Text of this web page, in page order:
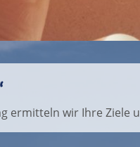
ermitteln wir Ihre Ziele